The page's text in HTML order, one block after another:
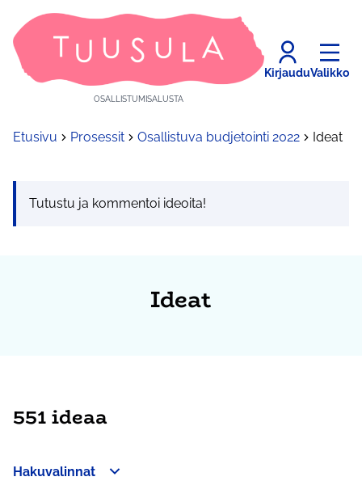
OSALLISTUMISALUSTA
KirjauduValikko
Etusivu Prosessit Osallistuva budjetointi 2022 Ideat
Tutustu ja kommentoi ideoita!
Ideat
551 ideaa
Hakuvalinnat